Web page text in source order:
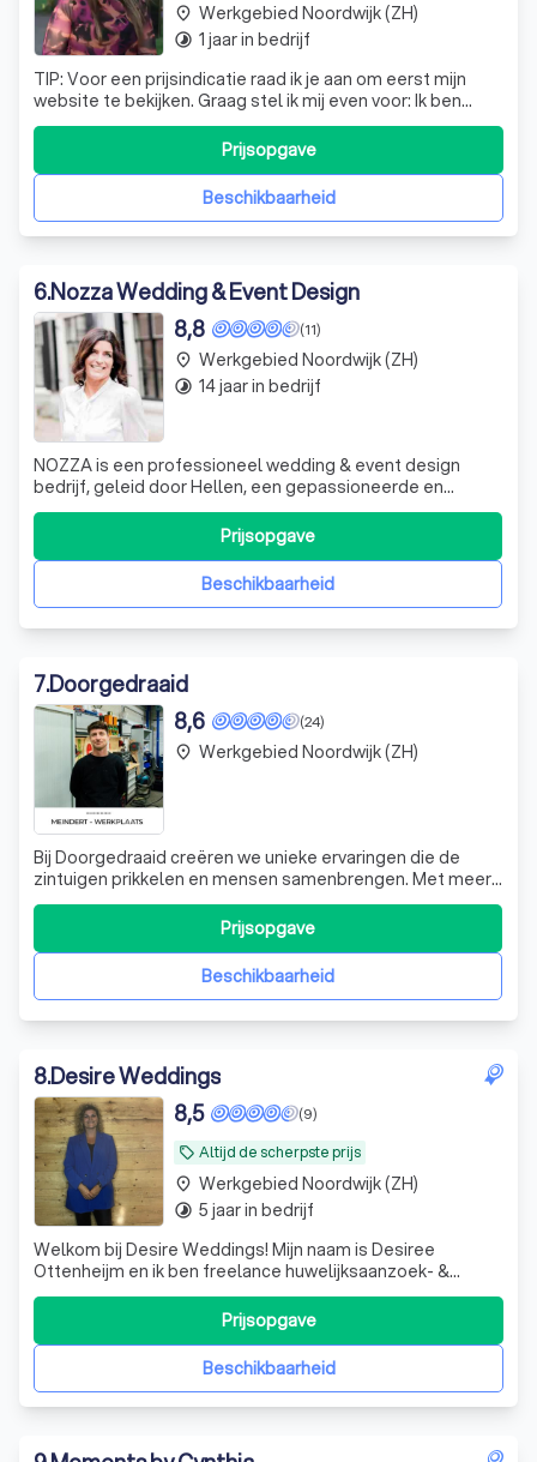
TIP: Voor een prijsindicatie raad ik je aan om eerst mijn
website te bekijken. Graag stel ik mij even voor: Ik ben
Rianne, het gezicht achter Je Trouwerie. Een christelijke
weddingplanner met oog voor detail en hart voor mensen.
Met een achtergrond in maatschappelijk werk en ervaring
Beschikbaarheid
Prijsopgave
place Werkgebied Noordwijk (ZH)
timelapse 1 jaar in bedrijf
6.Nozza Wedding & Event Design
(11)
8,8
NOZZA is een professioneel wedding & event design
bedrijf, geleid door Hellen, een gepassioneerde en
ervaren wedding planner en stylist. Met een persoonlijke
aanpak en een scherp oog voor detail, zorgt NOZZA
ervoor dat elke bruiloft of evenement een unieke en
onvergetelijke ervaring wordt. Of het nu
Beschikbaarheid
Prijsopgave
place Werkgebied Noordwijk (ZH)
timelapse 14 jaar in bedrijf
7.Doorgedraaid
(24)
8,6
Bij Doorgedraaid creëren we unieke ervaringen die de
zintuigen prikkelen en mensen samenbrengen. Met meer
dan tien jaar ervaring in de evenementen- en
decorbouwsector, onderscheiden we ons door onze
innovatieve aanpak en technische expertise. Ons hechte
team van ontwerpers, decorbouwers en technici
Beschikbaarheid
Prijsopgave
place Werkgebied Noordwijk (ZH)
8.Desire Weddings
local_offer Altijd de scherpste prijs
(9)
8,5
Welkom bij Desire Weddings! Mijn naam is Desiree
Ottenheijm en ik ben freelance huwelijksaanzoek- &
weddingplanner. Hebben jullie plannen om te gaan
trouwen? Dan zijn jullie bij mij aan het juiste adres. Laten
we samen jullie liefde vieren! Ben jij van plan om je partner
een aanzoek te doen? Ik helBeschikbaarheid
Prijsopgave
place Werkgebied Noordwijk (ZH)
timelapse 5 jaar in bedrijf